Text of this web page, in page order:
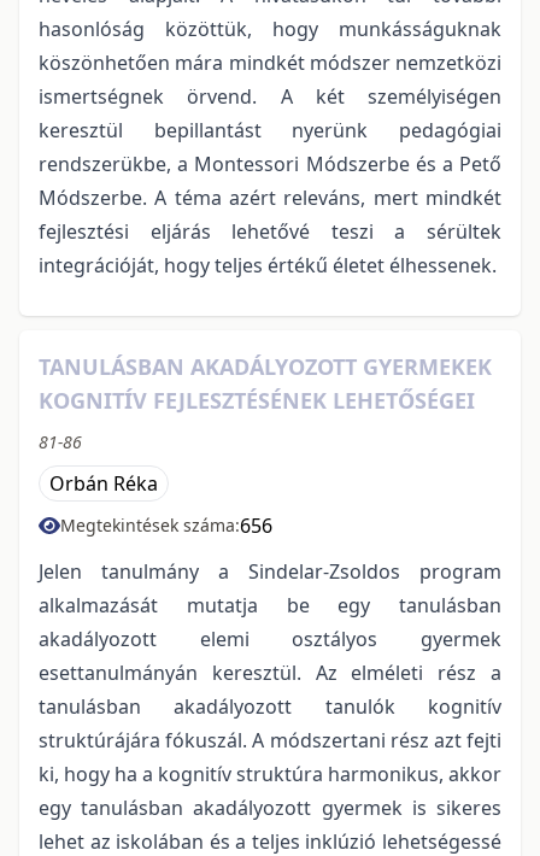
hasonlóság közöttük, hogy munkásságuknak
köszönhetően mára mindkét módszer nemzetközi
ismertségnek örvend. A két személyiségen
keresztül bepillantást nyerünk pedagógiai
rendszerükbe, a Montessori Módszerbe és a Pető
Módszerbe. A téma azért releváns, mert mindkét
fejlesztési eljárás lehetővé teszi a sérültek
integrációját, hogy teljes értékű életet élhessenek.
TANULÁSBAN AKADÁLYOZOTT GYERMEKEK
KOGNITÍV FEJLESZTÉSÉNEK LEHETŐSÉGEI
81-86
Orbán Réka
Megtekintések száma:656
Jelen tanulmány a Sindelar-Zsoldos program
alkalmazását mutatja be egy tanulásban
akadályozott elemi osztályos gyermek
esettanulmányán keresztül. Az elméleti rész a
tanulásban akadályozott tanulók kognitív
struktúrájára fókuszál. A módszertani rész azt fejti
ki, hogy ha a kognitív struktúra harmonikus, akkor
egy tanulásban akadályozott gyermek is sikeres
lehet az iskolában és a teljes inklúzió lehetségessé